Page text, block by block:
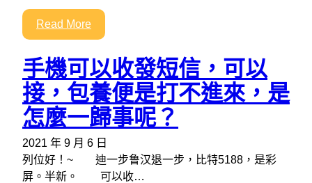
Read More
手機可以收發短信，可以
接，包養便是打不進來，是
怎麼一歸事呢？
2021 年 9 月 6 日
列位好！~ 迪一步鲁汉退一步，比特5188，是彩
屏。半新。 可以收…